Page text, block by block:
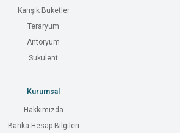
Karışık Buketler
Teraryum
Antoryum
Sukulent
Kurumsal
Hakkımızda
Banka Hesap Bilgileri